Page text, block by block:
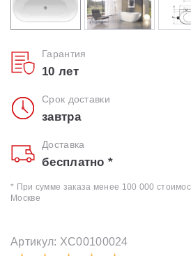
Гарантия
10 лет
Срок доставки
завтра
Доставка
бесплатно *
* При сумме заказа менее 100 000
Москве
Артикул: XC00100024